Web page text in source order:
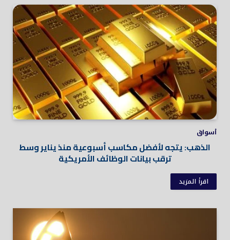
أسواق
الذهب: يتجه لأفضل مكاسب أسبوعية منذ يناير وسط
ترقب بيانات الوظائف الأمريكية
اقرأ المزيد